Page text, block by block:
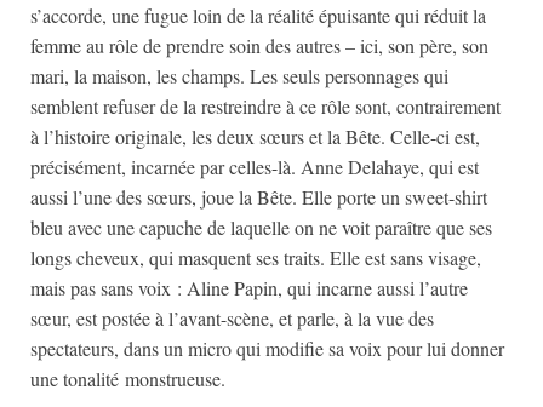
s’accorde, une fugue loin de la réalité épuisante qui réduit la
femme au rôle de prendre soin des autres – ici, son père, son
mari, la maison, les champs. Les seuls personnages qui
semblent refuser de la restreindre à ce rôle sont, contrairement
à l’histoire originale, les deux sœurs et la Bête. Celle-ci est,
précisément, incarnée par celles-là. Anne Delahaye, qui est
aussi l’une des sœurs, joue la Bête. Elle porte un sweet-shirt
bleu avec une capuche de laquelle on ne voit paraître que ses
longs cheveux, qui masquent ses traits. Elle est sans visage,
mais pas sans voix : Aline Papin, qui incarne aussi l’autre
sœur, est postée à l’avant-scène, et parle, à la vue des
spectateurs, dans un micro qui modifie sa voix pour lui donner
une tonalité monstrueuse.